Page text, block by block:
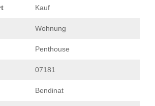
Kauf
Wohnung
Penthouse
07181
Bendinat